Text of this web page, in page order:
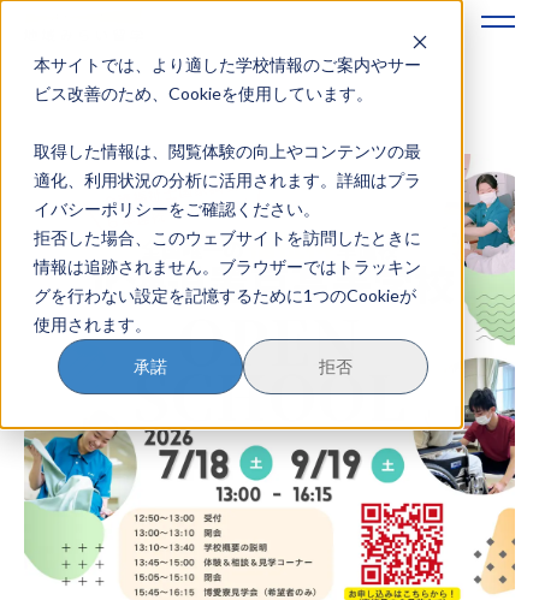
本サイトでは、より適した学校情報のご案内やサー
ビス改善のため、Cookieを使用しています。
取得した情報は、閲覧体験の向上やコンテンツの最
適化、利用状況の分析に活用されます。詳細はプラ
イバシーポリシーをご確認ください。
拒否した場合、このウェブサイトを訪問したときに
情報は追跡されません。ブラウザーではトラッキン
グを行わない設定を記憶するために1つのCookieが
使用されます。
承諾 拒否
地域みらい留学のすすめかた
地域みらい留学とは
学校を探す
イベントを探す
おためし地域留学
マガジン
奨学金について
イベント参加方法
会員登録 MYページログイン